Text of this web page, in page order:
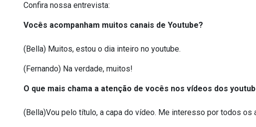
Confira nossa entrevista:
Vocês acompanham muitos canais de Youtube?
(Bella) Muitos, estou o dia inteiro no youtube.
(Fernando) Na verdade, muitos!
O que mais chama a atenção de vocês nos vídeos dos
(Bella)Vou pelo título, a capa do vídeo. Me interesso por todos os